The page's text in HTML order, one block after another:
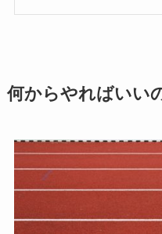
何からやればいい